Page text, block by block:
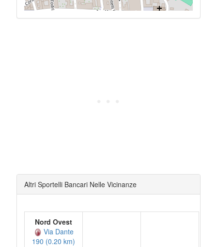
Altri Sportelli Bancari Nelle Vicinanze
Nord Ovest
Via Dante
190 (0.20 km)